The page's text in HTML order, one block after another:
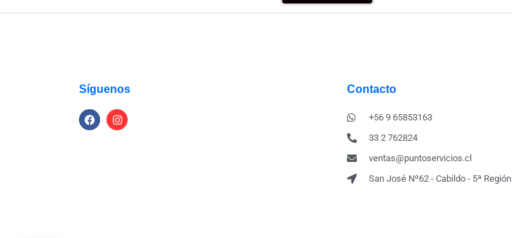
Síguenos Contacto
+56 9 65853163
33 2 762824
ventas@puntoservicios.cl
San José Nº62 - Cabildo - 5ª